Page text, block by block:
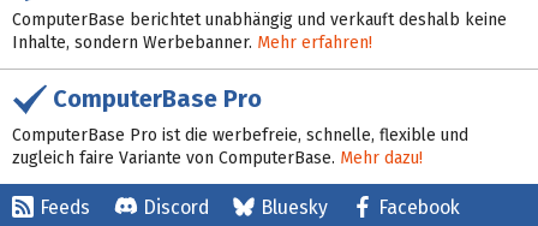
ComputerBase berichtet unabhängig und verkauft deshalb keine
Inhalte, sondern Werbebanner. Mehr erfahren!
ComputerBase Pro
ComputerBase Pro ist die werbefreie, schnelle, flexible und
zugleich faire Variante von ComputerBase. Mehr dazu!
Feeds Discord Bluesky Facebook